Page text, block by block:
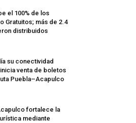
el 100% de los
Gratuitos; más de 2.4
distribuidos
su conectividad
venta de boletos
Puebla–Acapulco
fortalece la
mediante